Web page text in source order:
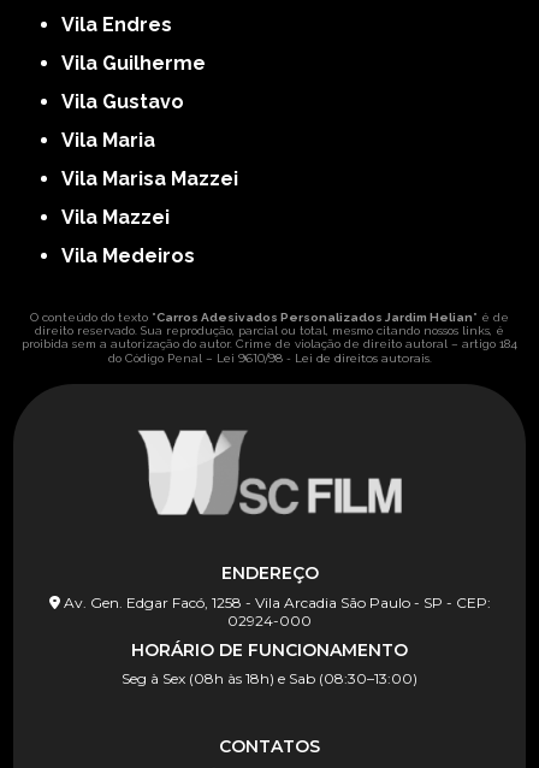
Vila Endres
Vila Guilherme
Vila Gustavo
Vila Maria
Vila Marisa Mazzei
Vila Mazzei
Vila Medeiros
O conteúdo do texto "Carros Adesivados Personalizados Jardim Helian" é de
direito reservado. Sua reprodução, parcial ou total, mesmo citando nossos links, é
proibida sem a autorização do autor. Crime de violação de direito autoral – artigo 184
do Código Penal – Lei 9610/98 - Lei de direitos autorais.
ENDEREÇO
Av. Gen. Edgar Facó, 1258 - Vila Arcadia São Paulo - SP - CEP:
02924-000
HORÁRIO DE FUNCIONAMENTO
Seg à Sex (08h às 18h) e Sab (08:30–13:00)
CONTATOS